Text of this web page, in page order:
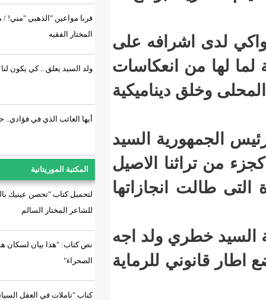
قربا مواعين "الذهبي "مني! / محمد
المختار الفقيه
ولد السيد يعلق... كي يكون لنا تعليم
أيها الغائب الذي في فؤادي.. حاضر...
المكتبة الموريتانية
لتحميل كتاب "تحصن عينيك بالسراب"
نص كتاب: "هذا بيان لسكان هذه
الصحراء"
كتاب "تاملات في العقل السياسي
على
انعكاسات
السيد
الاصيل
ولد اجه
للرماية